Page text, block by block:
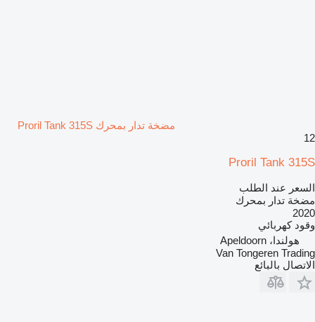
مضخة تدار بمحرك Proril Tank 315S
12
Proril Tank 315S
السعر عند الطلب
مضخة تدار بمحرك
2020
وقود كهربائي
هولندا، Apeldoorn
Van Tongeren Trading
الاتصال بالبائع